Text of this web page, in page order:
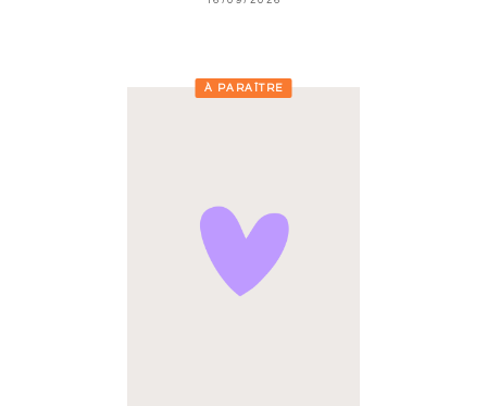
À PARAÎTRE